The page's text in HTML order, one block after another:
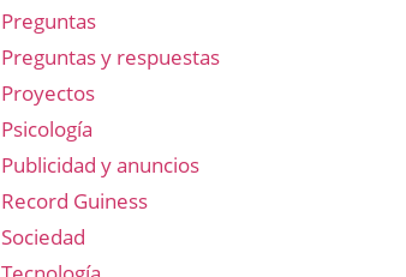
Preguntas
Preguntas y respuestas
Proyectos
Psicología
Publicidad y anuncios
Record Guiness
Sociedad